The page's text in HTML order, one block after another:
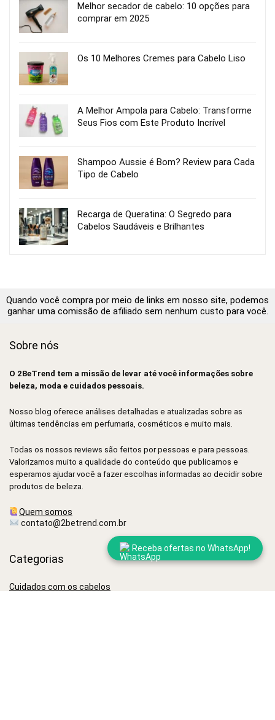
Receba ofertas no WhatsApp!
Melhor secador de cabelo: 10 opções para
comprar em 2025
Os 10 Melhores Cremes para Cabelo Liso
A Melhor Ampola para Cabelo: Transforme
Seus Fios com Este Produto Incrível
Shampoo Aussie é Bom? Review para Cada
Tipo de Cabelo
Recarga de Queratina: O Segredo para
Cabelos Saudáveis e Brilhantes
Quando você compra por meio de links em nosso site, podemos
ganhar uma comissão de afiliado sem nenhum custo para você.
Sobre nós
O 2BeTrend tem a missão de levar até você informações sobre
beleza, moda e cuidados pessoais.
Nosso blog oferece análises detalhadas e atualizadas sobre as
últimas tendências em perfumaria, cosméticos e muito mais.
Todas os nossos reviews são feitos por pessoas e para pessoas.
Valorizamos muito a qualidade do conteúdo que publicamos e
esperamos ajudar você a fazer escolhas informadas ao decidir sobre
produtos de beleza.
Quem somos
contato@2betrend.com.br
Categorias
Cuidados com os cabelos